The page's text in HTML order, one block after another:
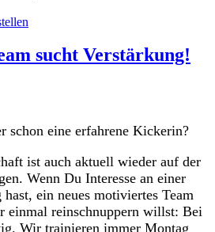
sucht Verstärkung!
schon eine erfahrene Kickerin?
ist auch aktuell wieder auf der
Wenn Du Interesse an einer
ein neues motiviertes Team
einmal reinschnuppern willst: Bei
Wir trainieren immer Montag